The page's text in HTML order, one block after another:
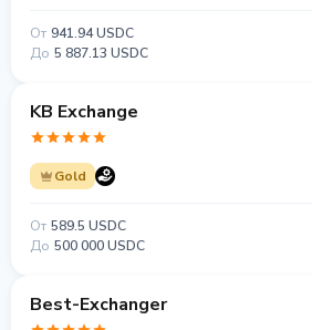
От 941.94 USDC
До 5 887.13 USDC
KB Exchange
Gold
От 589.5 USDC
До 500 000 USDC
Best-Exchanger